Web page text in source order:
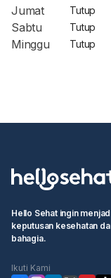
Jumat Tutup
Sabtu Tutup
Minggu Tutup
Hello Sehat ingin
keputusan kesehatan
bahagia.
Ikuti Kami